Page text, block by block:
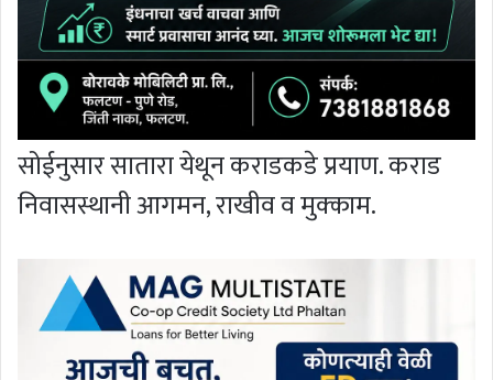
सोईनुसार सातारा येथून कराडकडे प्रयाण. कराड
निवासस्थानी आगमन, राखीव व मुक्काम.